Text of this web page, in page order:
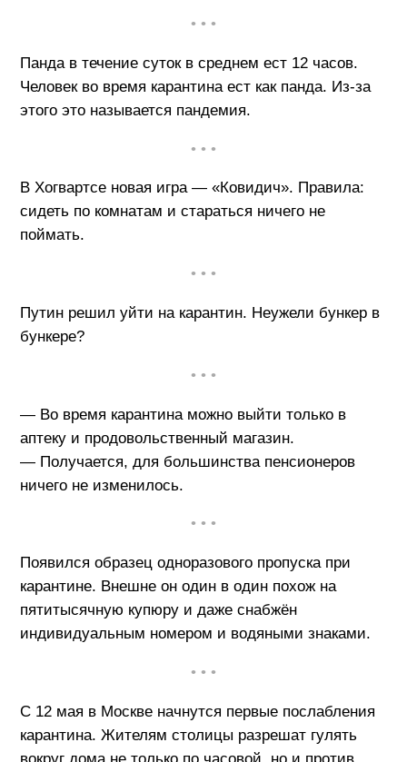
• • •
Панда в течение суток в среднем ест 12 часов.
Человек во время карантина ест как панда. Из-за
этого это называется пандемия.
• • •
В Хогвартсе новая игра — «Ковидич». Правила:
сидеть по комнатам и стараться ничего не
поймать.
• • •
Путин решил уйти на карантин. Неужели бункер в
бункере?
• • •
— Во время карантина можно выйти только в
аптеку и продовольственный магазин.
— Получается, для большинства пенсионеров
ничего не изменилось.
• • •
Появился образец одноразового пропуска при
карантине. Внешне он один в один похож на
пятитысячную купюру и даже снабжён
индивидуальным номером и водяными знаками.
• • •
С 12 мая в Москве начнутся первые послабления
карантина. Жителям столицы разрешат гулять